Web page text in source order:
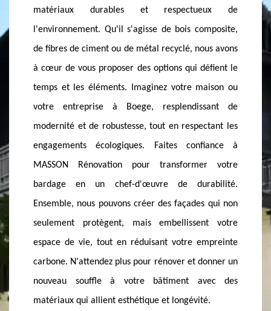
à
non
votre
dévouée est là pour vous offrir une transformation
esthétique à la hauteur de vos attentes. Imaginez
votre façade se parant de matériaux de qualité,
résistants et élégants, apportant une touche de
modernité et de raffinement à votre demeure. Chez
MASSON Rénovation, nous comprenons
l'importance d'une première impression et nous
nous engageons à faire de votre maison le joyau de
Boege. Que vous souhaitiez un bardage en bois, en
composite ou en PVC, nous vous accompagnons
dans le choix le plus adapté à votre style et à vos
besoins. Faites le choix de l'excellence et confiez-
nous la rénovation de votre bardage pour un
résultat qui fera la différence. Boege, 74420 et
MASSON Rénovation : une alliance pour sublimer
votre habitat.
peut